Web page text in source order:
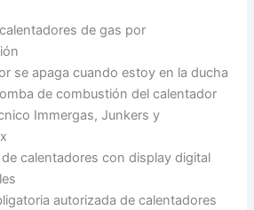
de gas por
se apaga cuando estoy en la ducha
de combustión del calentador
Immergas, Junkers y
calentadores con display digital
autorizada de calentadores